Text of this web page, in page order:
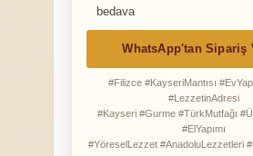
bedava
WhatsApp'tan Sipariş
#Filizce #KayseriMantısı
#LezzetinAdresi
#Kayseri #Gurme #TürkMutfağı
#ElYapımı
#YöreselLezzet #AnadoluLezzetleri